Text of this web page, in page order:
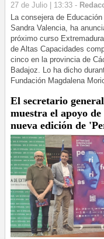
27 de Julio | 13:33 -
La consejera de
Sandra Valencia, ha
próximo curso
de Altas Capacidades
cinco en la provincia de
Badajoz. Lo ha dicho
Fundación Magdalena
El secretario
muestra el apoyo
nueva edición de